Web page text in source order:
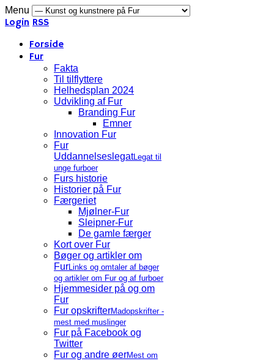
Menu
Login RSS
Forside
Fur
Fakta
Til tilflyttere
Helhedsplan 2024
Udvikling af Fur
Branding Fur
Emner
Innovation Fur
Fur
UddannelseslegatLegat til
unge furboer
Furs historie
Historier på Fur
Færgeriet
Mjølner-Fur
Sleipner-Fur
De gamle færger
Kort over Fur
Bøger og artikler om
FurLinks og omtaler af bøger
og artikler om Fur og af furboer
Hjemmesider på og om
Fur
Fur opskrifterMadopskrifter -
mest med muslinger
Fur på Facebook og
Twitter
Fur og andre øerMest om